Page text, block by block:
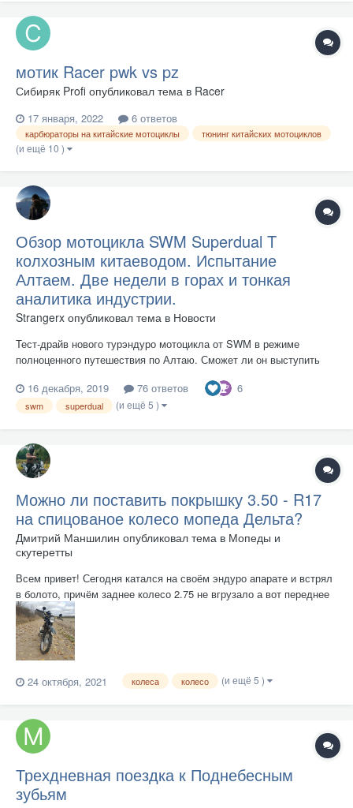
мотик Racer pwk vs pz
Сибиряк Profi опубликовал тема в Racer
17 января, 2022 6 ответов
карбюраторы на китайские мотоциклы тюнинг китайских мотоциклов
(и ещё 10 )
Обзор мотоцикла SWM Superdual T
колхозным китаеводом. Испытание
Алтаем. Две недели в горах и тонкая
аналитика индустрии.
Strangerx опубликовал тема в Новости
Тест-драйв нового турэндуро мотоцикла от SWM в режиме
полноценного путешествия по Алтаю. Сможет ли он выступить
об этом мотоцикле я прочитал на байкпосте в далёком, незрелом,
почти пелёночном 2015 году и помню, что он немного вдруг резко
16 декабря, 2019 76 ответов 6
swm superdual (и ещё 5 )
Можно ли поставить покрышку 3.50 - R17
на спицованое колесо мопеда Дельта?
Дмитрий Маншилин опубликовал тема в Мопеды и
скутеретты
Всем привет! Сегодня катался на своём эндуро апарате и встрял
в болото, причём заднее колесо 2.75 не вгрузало а вот переднее
2.50, тонуло в грязи из за своей конкости, я хочу заднюю
покрышку одеть на переднее колесо на назад поставить 3.50,
станет ли оно?
24 октября, 2021 колеса колесо (и ещё 5 )
Трехдневная поездка к Поднебесным
зубьям